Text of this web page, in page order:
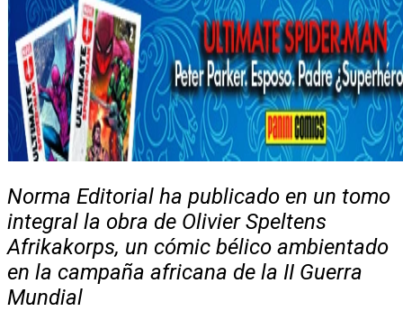
Norma Editorial ha publicado en un tomo
integral la obra de Olivier Speltens
Afrikakorps, un cómic bélico ambientado
en la campaña africana de la II Guerra
Mundial